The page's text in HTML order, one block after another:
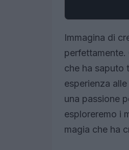
Immagina di
perfettamente.
che ha saputo
esperienza
una passione
esploreremo i
magia che ha